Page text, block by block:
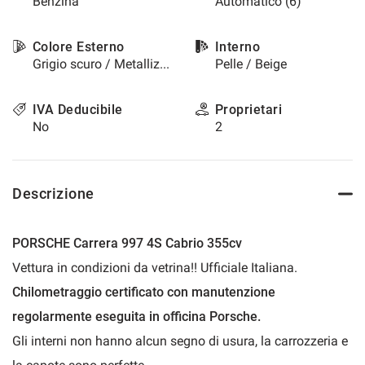
Colore Esterno
Grigio scuro / Metallizzato
Interno
Pelle / Beige
IVA Deducibile
No
Proprietari
2
Descrizione
PORSCHE Carrera 997 4S Cabrio 355cv
Vettura in condizioni da vetrina!! Ufficiale Italiana.
Chilometraggio certificato con manutenzione
regolarmente eseguita in officina Porsche.
Gli interni non hanno alcun segno di usura, la carrozzeria e
di
tracciamento
alla
cookie
Puoi
e
tue
scelte
in
qualsiasi
momento.